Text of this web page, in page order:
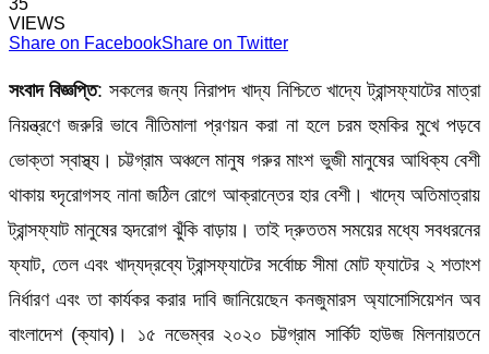
VIEWS
Share on FacebookShare on Twitter
সংবাদ বিজ্ঞপ্তি: সকলের জন্য নিরাপদ খাদ্য নিশ্চিতে খাদ্যে ট্রান্সফ্যাটের মাত্রা
নিয়ন্ত্রণে জরুরি ভাবে নীতিমালা প্রণয়ন করা না হলে চরম হুমকির মুখে পড়বে
ভোক্তা স্বাস্থ্য। চট্টগ্রাম অঞ্চলে মানুষ গরুর মাংশ ভুজী মানুষের আধিক্য বেশী
থাকায় হ্দৃরোগসহ নানা জঠিল রোগে আক্রান্তের হার বেশী। খাদ্যে অতিমাত্রায়
ট্রান্সফ্যাট মানুষের হৃদরোগ ঝুঁকি বাড়ায়। তাই দ্রুততম সময়ের মধ্যে সবধরনের
ফ্যাট, তেল এবং খাদ্যদ্রব্যে ট্রান্সফ্যাটের সর্বোচ্চ সীমা মোট ফ্যাটের ২ শতাংশ
নির্ধারণ এবং তা কার্যকর করার দাবি জানিয়েছেন কনজুমারস অ্যাসোসিয়েশন অব
বাংলাদেশ (ক্যাব)। ১৫ নভেম্বর ২০২০ চট্টগ্রাম সার্কিট হাউজ মিলনায়তনে